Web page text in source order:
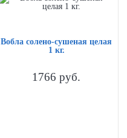
Вобла солено-сушеная целая
1 кг.
1766 руб.